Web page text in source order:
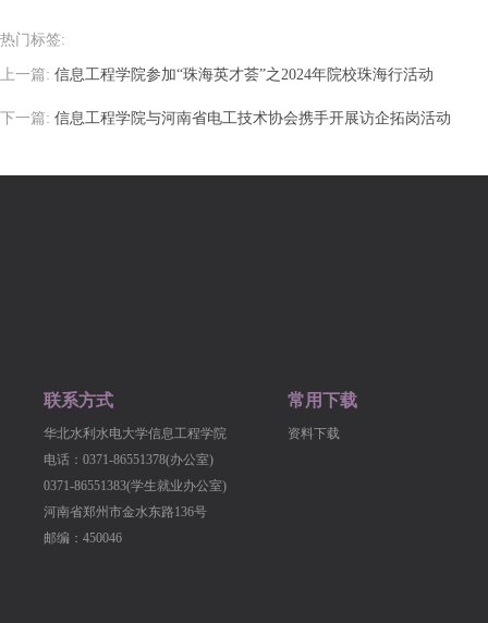
热门标签:
上一篇: 信息工程学院参加“珠海英才荟”之2024年院校珠海行活动
下一篇: 信息工程学院与河南省电工技术协会携手开展访企拓岗活动
联系方式
华北水利水电大学信息工程学院
电话：0371-86551378(办公室)
0371-86551383(学生就业办公室)
河南省郑州市金水东路136号
邮编：450046
常用下载
资料下载